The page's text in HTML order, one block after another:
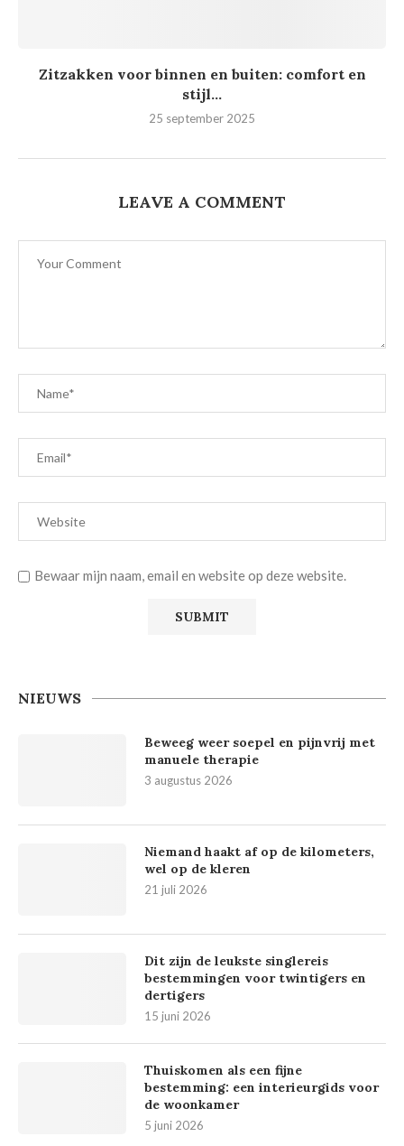
Zitzakken voor binnen en buiten: comfort en
stijl...
25 september 2025
LEAVE A COMMENT
Bewaar mijn naam, email en website op deze website.
NIEUWS
Beweeg weer soepel en pijnvrij met
manuele therapie
3 augustus 2026
Niemand haakt af op de kilometers,
wel op de kleren
21 juli 2026
Dit zijn de leukste singlereis
bestemmingen voor twintigers en
dertigers
15 juni 2026
Thuiskomen als een fijne
bestemming: een interieurgids voor
de woonkamer
5 juni 2026